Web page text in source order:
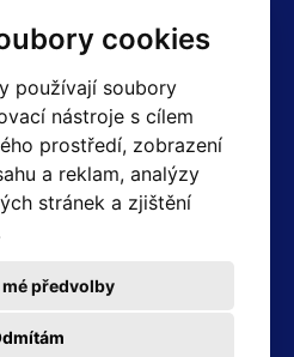
cookies
používají soubory
nástroje s cílem
prostředí, zobrazení
a reklam, analýzy
stránek a zjištění
předvolby
605 234 204
– 15:00)
– 16:00)